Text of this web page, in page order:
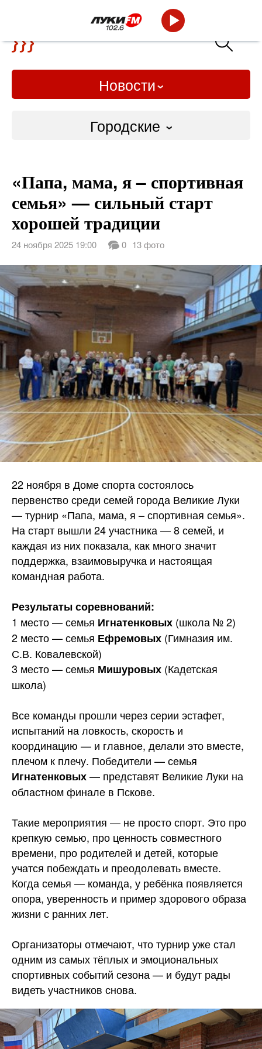
Новости
Городские
Слово Дело
Народные
ВТРК
«Папа, мама, я – спортивная
семья» — сильный старт
хорошей традиции
24 ноября 2025 19:00 0 13 фото
22 ноября в Доме спорта состоялось
первенство среди семей города Великие Луки
— турнир «Папа, мама, я – спортивная семья».
На старт вышли 24 участника — 8 семей, и
каждая из них показала, как много значит
поддержка, взаимовыручка и настоящая
командная работа.
Результаты соревнований:
1 место — семья Игнатенковых (школа № 2)
2 место — семья Ефремовых (Гимназия им.
С.В. Ковалевской)
3 место — семья Мишуровых (Кадетская
школа)
Все команды прошли через серии эстафет,
испытаний на ловкость, скорость и
координацию — и главное, делали это вместе,
плечом к плечу. Победители — семья
Игнатенковых— представят Великие Луки на
областном финале в Пскове.
Такие мероприятия — не просто спорт. Это про
крепкую семью, про ценность совместного
времени, про родителей и детей, которые
учатся побеждать и преодолевать вместе.
Когда семья — команда, у ребёнка появляется
опора, уверенность и пример здорового образа
жизни с ранних лет.
Организаторы отмечают, что турнир уже стал
одним из самых тёплых и эмоциональных
спортивных событий сезона — и будут рады
видеть участников снова.